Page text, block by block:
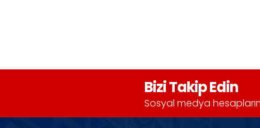
Bizi Takip Edin
Sosyal medya